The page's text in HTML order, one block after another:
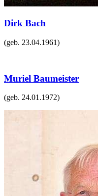
Dirk Bach
(geb. 23.04.1961)
Muriel Baumeister
(geb. 24.01.1972)